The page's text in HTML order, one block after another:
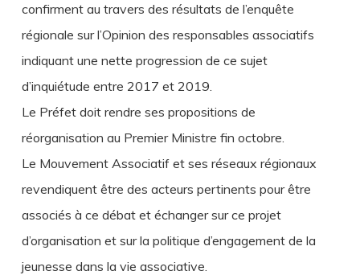
confirment au travers des résultats de l’enquête
régionale sur l’Opinion des responsables associatifs
indiquant une nette progression de ce sujet
d’inquiétude entre 2017 et 2019.
Le Préfet doit rendre ses propositions de
réorganisation au Premier Ministre fin octobre.
Le Mouvement Associatif et ses réseaux régionaux
revendiquent être des acteurs pertinents pour être
associés à ce débat et échanger sur ce projet
d’organisation et sur la politique d’engagement de la
jeunesse dans la vie associative.